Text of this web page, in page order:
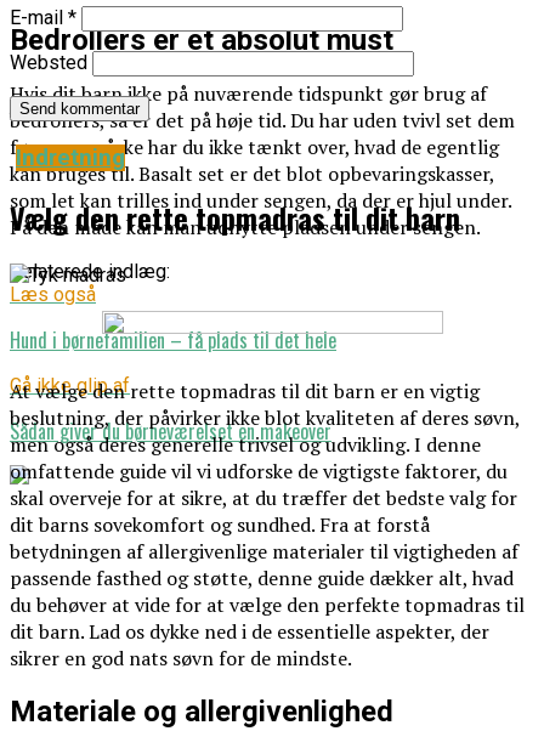
Bedrollers er et absolut must
Hvis dit barn ikke på nuværende tidspunkt gør brug af
bedrollers, så er det på høje tid. Du har uden tvivl set dem
før, men måske har du ikke tænkt over, hvad de egentlig
kan bruges til. Basalt set er det blot opbevaringskasser,
som let kan trilles ind under sengen, da der er hjul under.
På den måde kan man udnytte pladsen under sengen.
Relaterede indlæg:
Læs også
Hund i børnefamilien – få plads til det hele
Gå ikke glip af
Sådan giver du børneværelset en makeover
E-mail *
Websted
Indretning
Vælg den rette topmadras til dit barn
At vælge den rette topmadras til dit barn er en vigtig
beslutning, der påvirker ikke blot kvaliteten af deres søvn,
men også deres generelle trivsel og udvikling. I denne
omfattende guide vil vi udforske de vigtigste faktorer, du
skal overveje for at sikre, at du træffer det bedste valg for
dit barns sovekomfort og sundhed. Fra at forstå
betydningen af allergivenlige materialer til vigtigheden af
passende fasthed og støtte, denne guide dækker alt, hvad
du behøver at vide for at vælge den perfekte topmadras til
dit barn. Lad os dykke ned i de essentielle aspekter, der
sikrer en god nats søvn for de mindste.
Materiale og allergivenlighed